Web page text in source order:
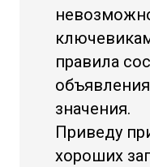
правила
значения.
Приведу
хороших